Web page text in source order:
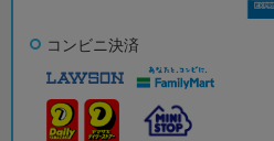
コンビニ決済